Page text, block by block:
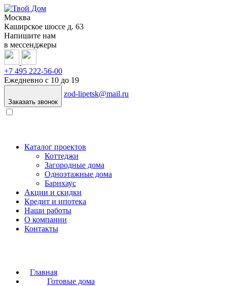
Москва
Каширское шоссе д. 63
Напишите нам
в мессенджеры
+7 495 222-56-00
Ежедневно с 10 до 19
Заказать звонок
zod-lipetsk@mail.ru
Каталог проектов
Коттеджи
Загородные дома
Одноэтажные дома
Барнхаус
Акции и скидки
Кредит и ипотека
Наши работы
О компании
Контакты
Главная
Готовые дома